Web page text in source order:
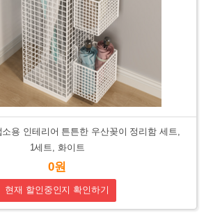
용 인테리어 튼튼한 우산꽂이 정리함 세트,
1세트, 화이트
0원
현재 할인중인지 확인하기